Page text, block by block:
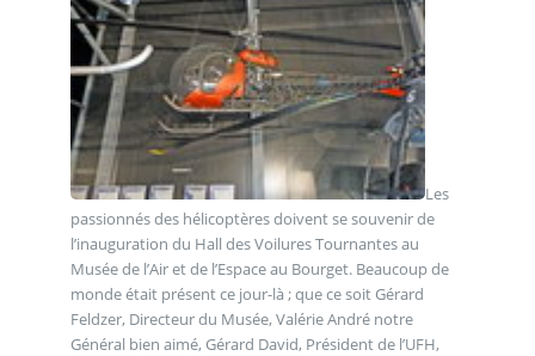
Les
passionnés des hélicoptères doivent se souvenir de
l’inauguration du Hall des Voilures Tournantes au
Musée de l’Air et de l’Espace au Bourget. Beaucoup de
monde était présent ce jour-là ; que ce soit Gérard
Feldzer, Directeur du Musée, Valérie André notre
Général bien aimé, Gérard David, Président de l’UFH,